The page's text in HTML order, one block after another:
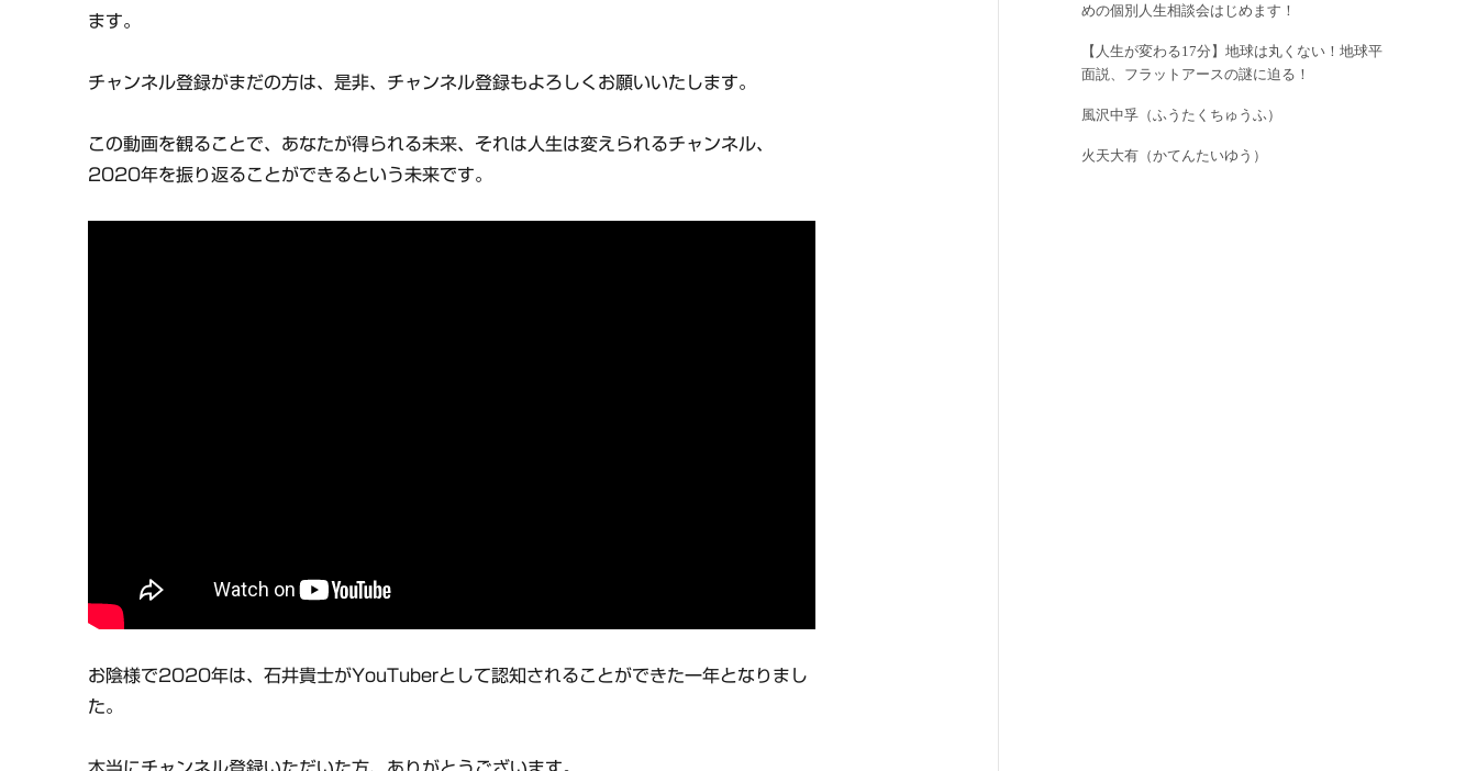
ます。
チャンネル登録がまだの方は、是非、チャンネル登録もよろしくお願いいたします。
この動画を観ることで、あなたが得られる未来、それは人生は変えられるチャンネル、
2020年を振り返ることができるという未来です。
お陰様で2020年は、石井貴士がYouTuberとして認知されることができた一年となりまし
た。
めの個別人生相談会はじめます！
【人生が変わる17分】地球は丸くない！地球平
面説、フラットアースの謎に迫る！
風沢中孚（ふうたくちゅうふ）
火天大有（かてんたいゆう）